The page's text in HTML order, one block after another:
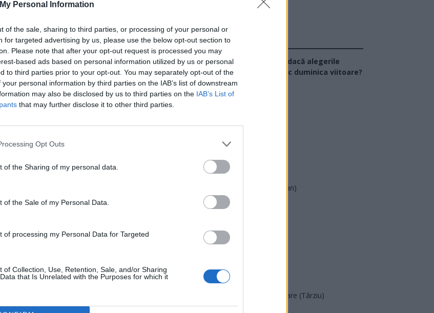
Personal Information
of the sale, sharing to third parties, or processing of your personal or
for targeted advertising by us, please use the below opt-out section to
Please note that after your opt-out request is processed you may
based ads based on personal information utilized by us or personal
to third parties prior to your opt-out. You may separately opt-out of the
personal information by third parties on the IAB’s list of downstream
may also be disclosed by us to third parties on the IAB’s List of
that may further disclose it to other third parties.
Opt Outs
of the Sharing of my personal data.
of the Sale of my Personal Data.
of processing my Personal Data for Targeted
of Collection, Use, Retention, Sale, and/or Sharing
that Is Unrelated with the Purposes for which it
Grigore Cartianu - miercuri, 15 mai 2019
Sondaj
Ce partid ați vota dacă alegerile
parlamentare ar avea loc duminica viitoare?
USR
PSD
AUR
PMP (Tomac)
Forța Dreptei (L. Orban)
PNȚMM
SENS
PACE (Peia)
Acțiunea Conservatoare (Târziu)